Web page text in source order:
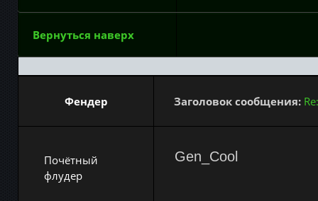
Вернуться наверх
Фендер Заголовок сообщения:
Почётный
флудер
Gen_Cool